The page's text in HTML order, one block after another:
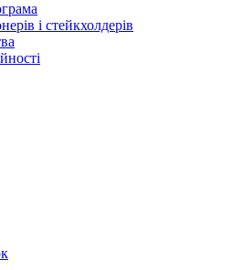
і стейкхолдерів